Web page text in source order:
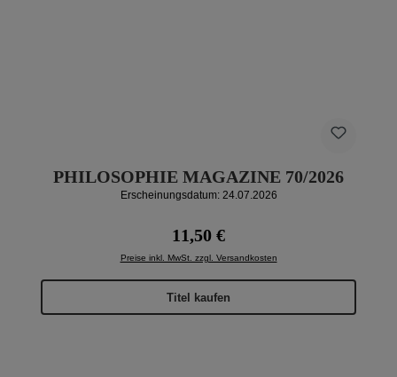
PHILOSOPHIE MAGAZINE 70/2026
Erscheinungsdatum: 24.07.2026
Regulärer Preis:
11,50 €
Preise inkl. MwSt. zzgl. Versandkosten
Titel kaufen